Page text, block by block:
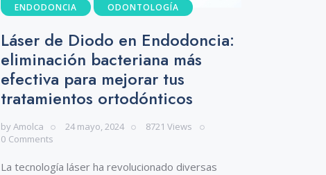
ENDODONCIA ODONTOLOGÍA
Láser de Diodo en Endodoncia:
eliminación bacteriana más
efectiva para mejorar tus
tratamientos ortodónticos
byAmolca 24 mayo, 2024 8721 Views
0 Comments
La tecnología láser ha revolucionado diversas